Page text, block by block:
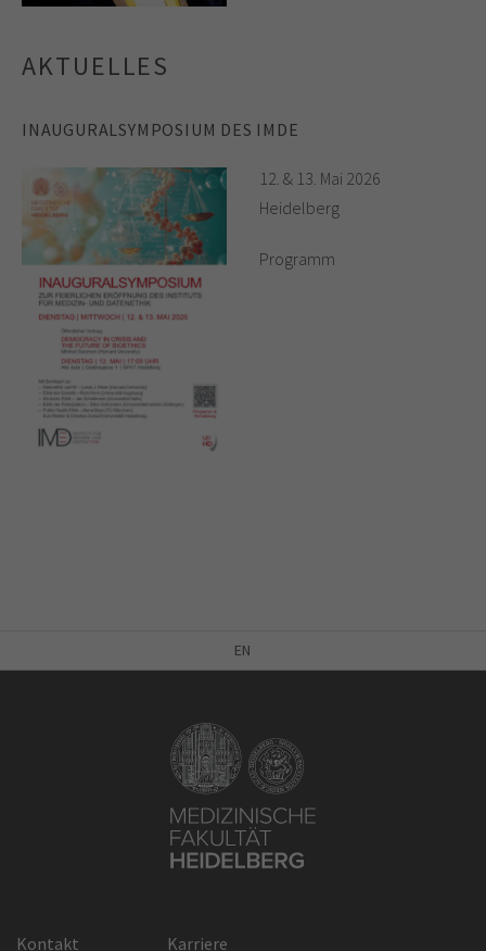
AKTUELLES
INAUGURALSYMPOSIUM DES IMDE
12. & 13. Mai 2026
Heidelberg
Programm
EN
Kontakt Karriere